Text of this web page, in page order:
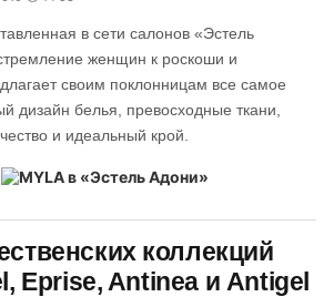
в сети салонов «Эстель
женщин к роскоши и
своим поклонницам все самое
дизайн белья, превосходные ткани,
и идеальный крой.
коллекций
Eprise, Antinea и Antigel